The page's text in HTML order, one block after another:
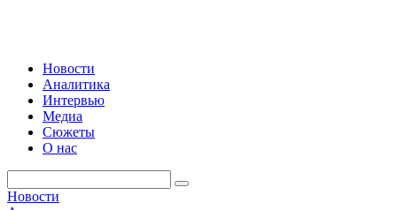
Новости
Аналитика
Интервью
Медиа
Сюжеты
О нас
Новости